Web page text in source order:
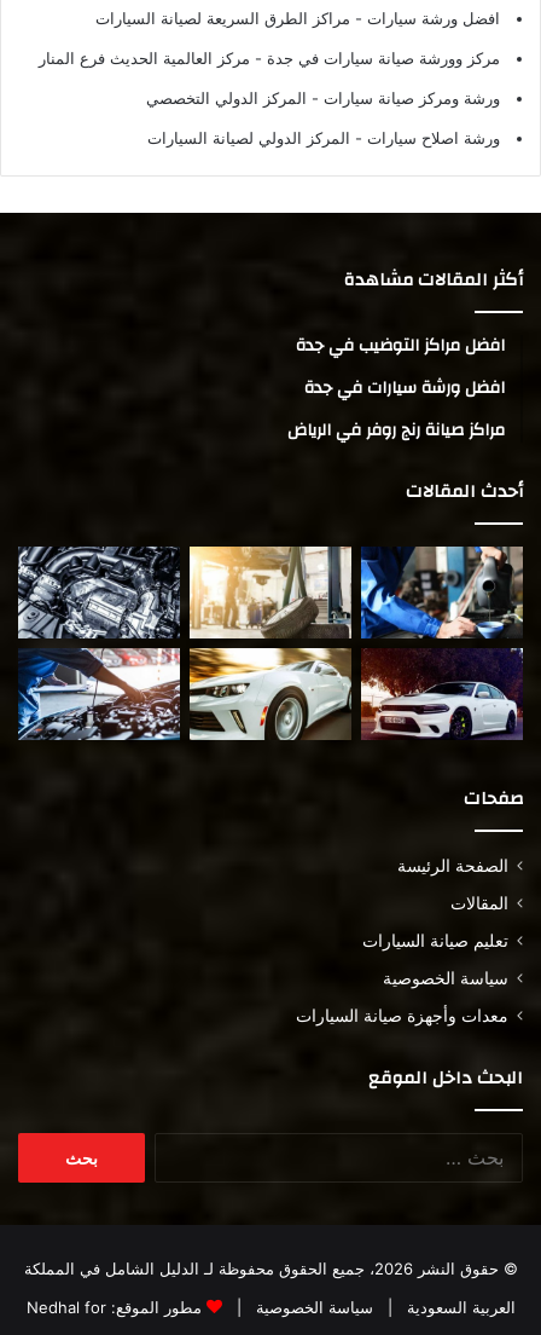
افضل ورشة سيارات - مراكز الطرق السريعة لصيانة السيارات
مركز وورشة صيانة سيارات في جدة - مركز العالمية الحديث فرع المنار
ورشة ومركز صيانة سيارات - المركز الدولي التخصصي
ورشة اصلاح سيارات - المركز الدولي لصيانة السيارات
أكثر المقالات مشاهدة
افضل مراكز التوضيب في جدة
افضل ورشة سيارات في جدة
مراكز صيانة رنج روفر في الرياض
أحدث المقالات
صفحات
الصفحة الرئيسة
المقالات
تعليم صيانة السيارات
سياسة الخصوصية
معدات وأجهزة صيانة السيارات
البحث داخل الموقع
© حقوق النشر 2026، جميع الحقوق محفوظة لـ
الدليل الشامل في المملكة
العربية السعودية
سياسة الخصوصية | مطور الموقع:Nedhal for